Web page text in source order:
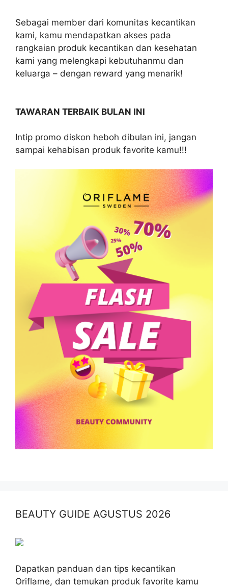
Sebagai member dari komunitas kecantikan
kami, kamu mendapatkan akses pada
rangkaian produk kecantikan dan kesehatan
kami yang melengkapi kebutuhanmu dan
keluarga – dengan reward yang menarik!
TAWARAN TERBAIK BULAN INI
Intip promo diskon heboh dibulan ini, jangan
sampai kehabisan produk favorite kamu!!!
BEAUTY GUIDE AGUSTUS 2026
Dapatkan panduan dan tips kecantikan
Oriflame, dan temukan produk favorite kamu